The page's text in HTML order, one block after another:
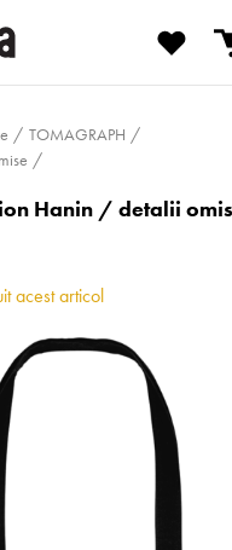
TOMAGRAPH
Hanin / detalii
acest articol